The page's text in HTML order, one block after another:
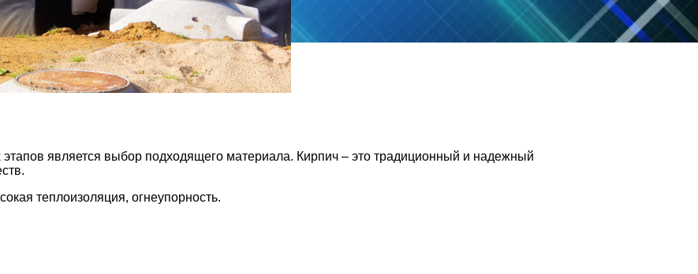
является выбор подходящего материала. Кирпич – это традиционный и надежный
теплоизоляция, огнеупорность.